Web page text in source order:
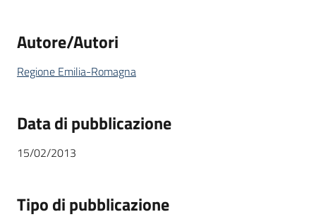
Autore/Autori
Regione Emilia-Romagna
Data di pubblicazione
15/02/2013
Tipo di pubblicazione